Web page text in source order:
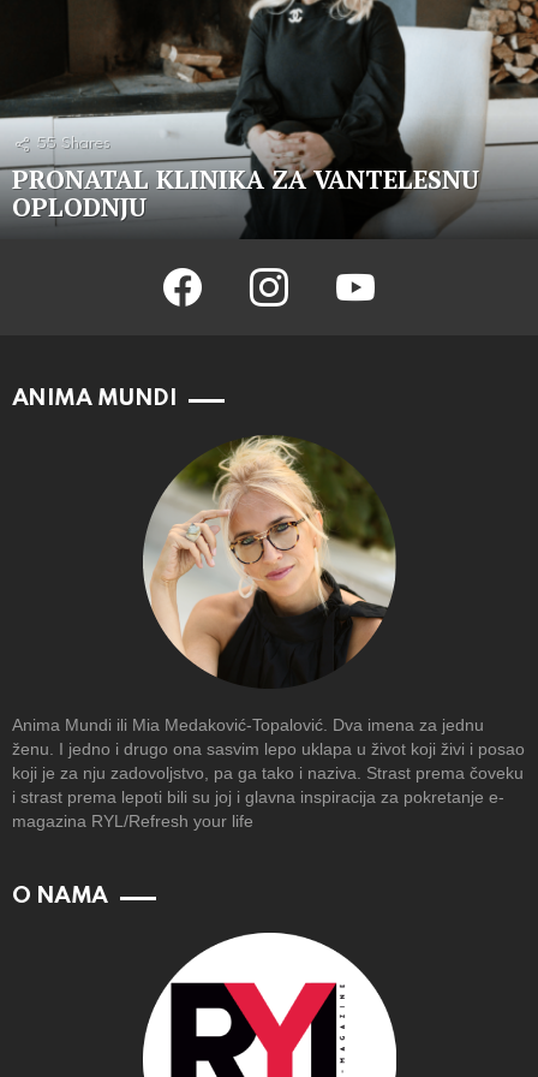
55 Shares
PRONATAL KLINIKA ZA VANTELESNU
OPLODNJU
facebook instagram youtube
ANIMA MUNDI
Anima Mundi ili Mia Medaković-Topalović. Dva imena za jednu
ženu. I jedno i drugo ona sasvim lepo uklapa u život koji živi i posao
koji je za nju zadovoljstvo, pa ga tako i naziva. Strast prema čoveku
i strast prema lepoti bili su joj i glavna inspiracija za pokretanje e-
magazina RYL/Refresh your life
O NAMA